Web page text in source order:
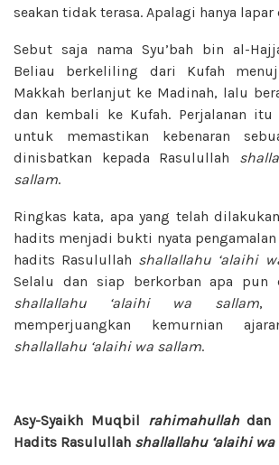
seakan tidak terasa. Apalagi hanya lapar
Sebut saja nama Syu’bah bin al-
Beliau berkeliling dari Kufah
Makkah berlanjut ke Madinah, lalu
dan kembali ke Kufah. Perjalanan itu
untuk memastikan kebenaran
dinisbatkan kepada Rasulullah
sallam.
Ringkas kata, apa yang telah
hadits menjadi bukti nyata pengamalan
hadits Rasulullah shallallahu ‘alaihi
Selalu dan siap berkorban apa pun
shallallahu ‘alaihi wa sallam,
memperjuangkan kemurnian
shallallahu ‘alaihi wa sallam.
Asy-Syaikh Muqbil rahimahullahdan
Hadits Rasulullah shallallahu ‘alaihi